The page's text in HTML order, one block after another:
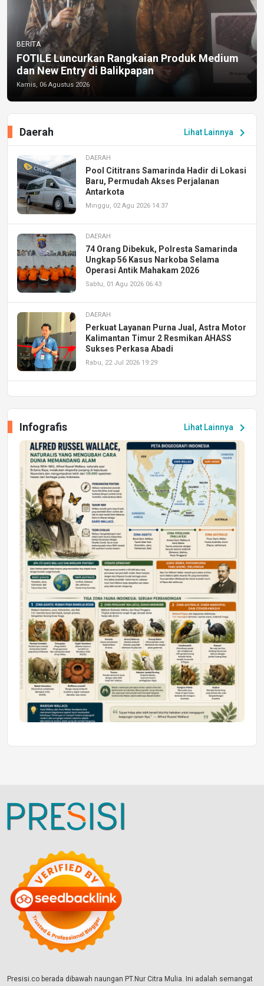
BERITA
FOTILE Luncurkan Rangkaian Produk Medium
dan New Entry di Balikpapan
Kamis, 06 Agustus 2026
Lihat Lainnya chevron_right
Daerah
DAERAH
Pool Cititrans Samarinda Hadir di Lokasi
Baru, Permudah Akses Perjalanan
Antarkota
Minggu, 02 Agu 2026 14:37
DAERAH
74 Orang Dibekuk, Polresta Samarinda
Ungkap 56 Kasus Narkoba Selama
Operasi Antik Mahakam 2026
Sabtu, 01 Agu 2026 06:43
DAERAH
Perkuat Layanan Purna Jual, Astra Motor
Kalimantan Timur 2 Resmikan AHASS
Sukses Perkasa Abadi
Rabu, 22 Jul 2026 19:29
Peluang Kerja dan Magang
Jumat, 17 Jul 2026 22:30
DAERAH
Astra Motor Kalimantan Timur 2 Dukung
Mahasiswa Samarinda dalam Astra
Honda SDGs Future Leaders 2026
Jumat, 10 Jul 2026 19:01
Lihat Lainnya chevron_right
Infografis
Presisi.co berada dibawah naungan PT.Nur Citra Mulia. Ini adalah semangat